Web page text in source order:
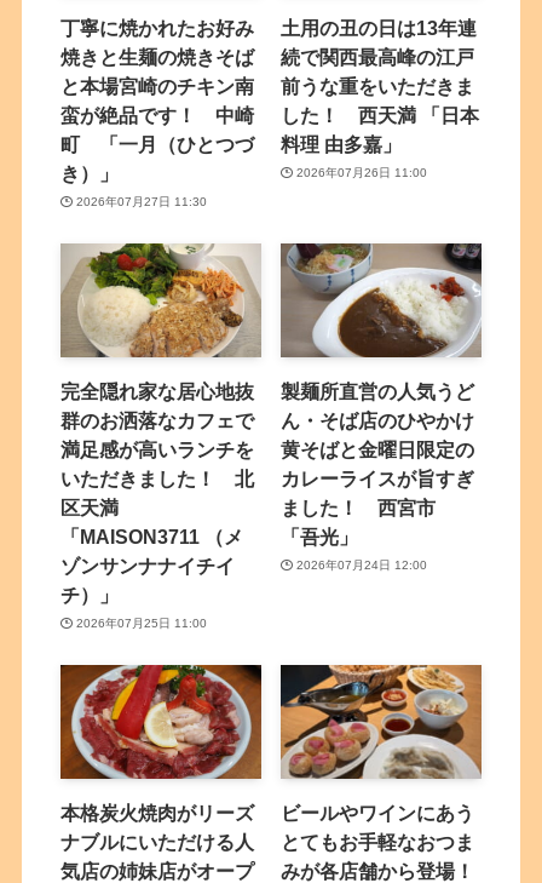
丁寧に焼かれたお好み
焼きと生麺の焼きそば
と本場宮崎のチキン南
蛮が絶品です！ 中崎
町 「一月（ひとつづ
き）」
2026年07月27日 11:30
土用の丑の日は13年連
続で関西最高峰の江戸
前うな重をいただきま
した！ 西天満 「日本
料理 由多嘉」
2026年07月26日 11:00
完全隠れ家な居心地抜
群のお洒落なカフェで
満足感が高いランチを
いただきました！ 北
区天満
「MAISON3711 （メ
ゾンサンナナイチイ
チ）」
2026年07月25日 11:00
製麺所直営の人気うど
ん・そば店のひやかけ
黄そばと金曜日限定の
カレーライスが旨すぎ
ました！ 西宮市
「吾光」
2026年07月24日 12:00
本格炭火焼肉がリーズ
ナブルにいただける人
気店の姉妹店がオープ
ビールやワインにあう
とてもお手軽なおつま
みが各店舗から登場！